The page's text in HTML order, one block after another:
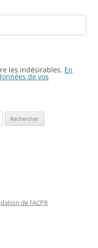
les indésirables. En
de vos
de l’ACPR